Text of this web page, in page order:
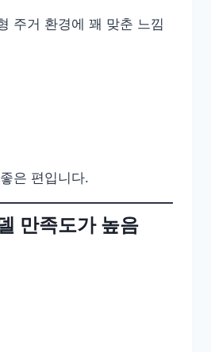
주거 환경에 꽤 맞춘 느낌
은 편입니다.
만족도가 높음